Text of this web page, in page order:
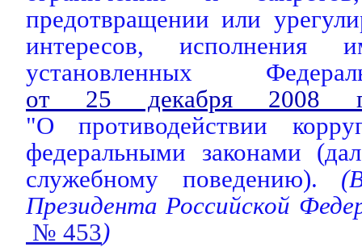
предотвращении или
интересов, исполнения
установленных
от 25 декабря
"О противодействии
федеральными законами
служебному поведению).
Президента Российской
№ 453)